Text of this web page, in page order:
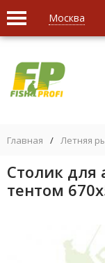
Москва
Главная / Летняя
Столик для
тентом